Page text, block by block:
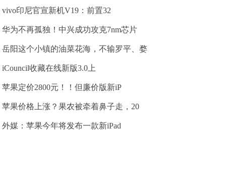
vivo印尼官宣新机V19：前置32
华为不再孤独！中兴成功攻克7nm芯片
岳阳这个小镇的油菜花海，不输罗平、婺
iCouncil收藏在线新版3.0上
苹果定价2800元！！但廉价版新iP
苹果价格上涨？果农被牵着鼻子走，20
外媒：苹果今年将发布一款新iPad